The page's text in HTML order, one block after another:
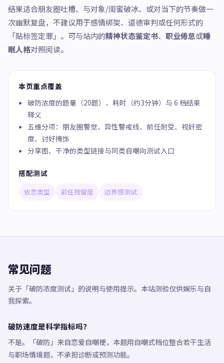
结果适合朋友圈吐槽、与对象/闺蜜破冰、或对当下的节奏做一
次幽默复盘，不建议用于感情绑架、道德审判或任何形式的
「贴标签定罪」。可与站内的精神状态鉴定书、 职业倦怠或睡
眠人格对照阅读。
本页重点覆盖
破防浓度的题量（20题）、耗时（约3分钟）与 6 档结果
释义
五维分项：朋友圈警觉、异性警戒线、前任耐受、视奸密
度、讨好掩饰
分享图、干净的类型链接与同类自嘲向测试入口
搭配测试
依恋类型 前任残留度 边界感测试
常见问题
关于「破防浓度测试」的说明与使用提示。本站测验仅供娱乐与自
我探索。
破防速度是科学指标吗？
不是。「破防」来自恋爱自嘲梗，本题用自嘲式档位整合若干生活
与职场情境题，不承担诊断或预测功能。